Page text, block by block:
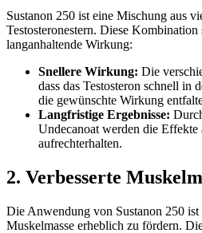
Sustanon 250 ist eine Mischung aus
Testosteronestern. Diese
langanhaltende Wirkung:
Snellere Wirkung: Die
dass das Testosteron schnell in
die gewünschte Wirkung
Langfristige Ergebnisse:
Undecanoat werden die Effekte
aufrechterhalten.
2. Verbesserte
Die Anwendung von Sustanon 250
Muskelmasse erheblich zu fördern.